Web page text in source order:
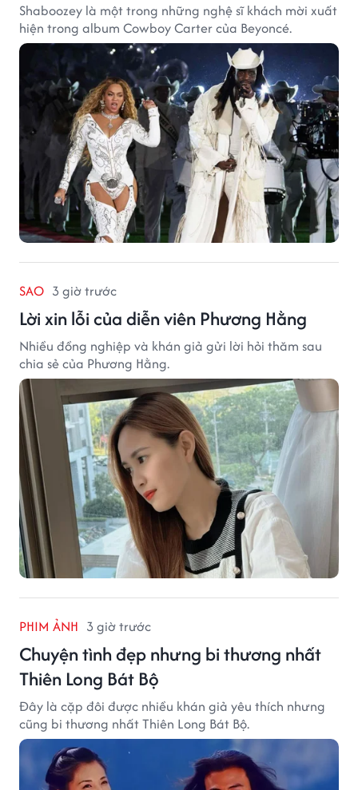
Shaboozey là một trong những nghệ sĩ khách mời xuất
hiện trong album Cowboy Carter của Beyoncé.
SAO 3 giờ trước
Lời xin lỗi của diễn viên Phương Hằng
Nhiều đồng nghiệp và khán giả gửi lời hỏi thăm sau
chia sẻ của Phương Hằng.
PHIM ẢNH 3 giờ trước
Chuyện tình đẹp nhưng bi thương nhất
Thiên Long Bát Bộ
Đây là cặp đôi được nhiều khán giả yêu thích nhưng
cũng bi thương nhất Thiên Long Bát Bộ.